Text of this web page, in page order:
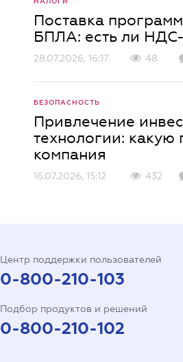
Поставка
БПЛА: есть ли НДС-
28.07.2026, 16:17 48
БЕЗОПАСНОСТЬ
Привлечение
технологии:
компания
16.07.2026, 15:12 432
Центр поддержки пользователей
0-800-210-103
Подбор продуктов и решений
0-800-210-102